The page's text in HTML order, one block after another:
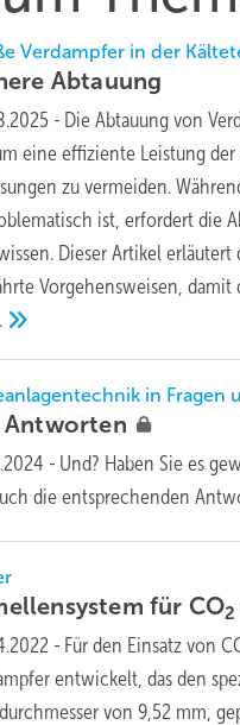
Verdampfer in der
Abtauung
- Die Abtauung von
eine effiziente Leistung
zu vermeiden.
ist, erfordert die
Dieser Artikel
Vorgehensweisen,
in Fragen
Antworten
- Und? Haben Sie es
die entsprechenden
für CO2
- Für den Einsatz von
entwickelt, das den
von 9,52 mm,